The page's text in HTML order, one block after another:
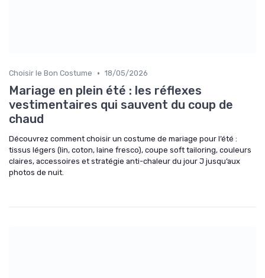
Choisir le Bon Costume • 18/05/2026
Mariage en plein été : les réflexes
vestimentaires qui sauvent du coup de
chaud
Découvrez comment choisir un costume de mariage pour l’été :
tissus légers (lin, coton, laine fresco), coupe soft tailoring, couleurs
claires, accessoires et stratégie anti-chaleur du jour J jusqu’aux
photos de nuit.